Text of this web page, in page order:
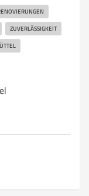
ZUVERLÄSSIGKEIT